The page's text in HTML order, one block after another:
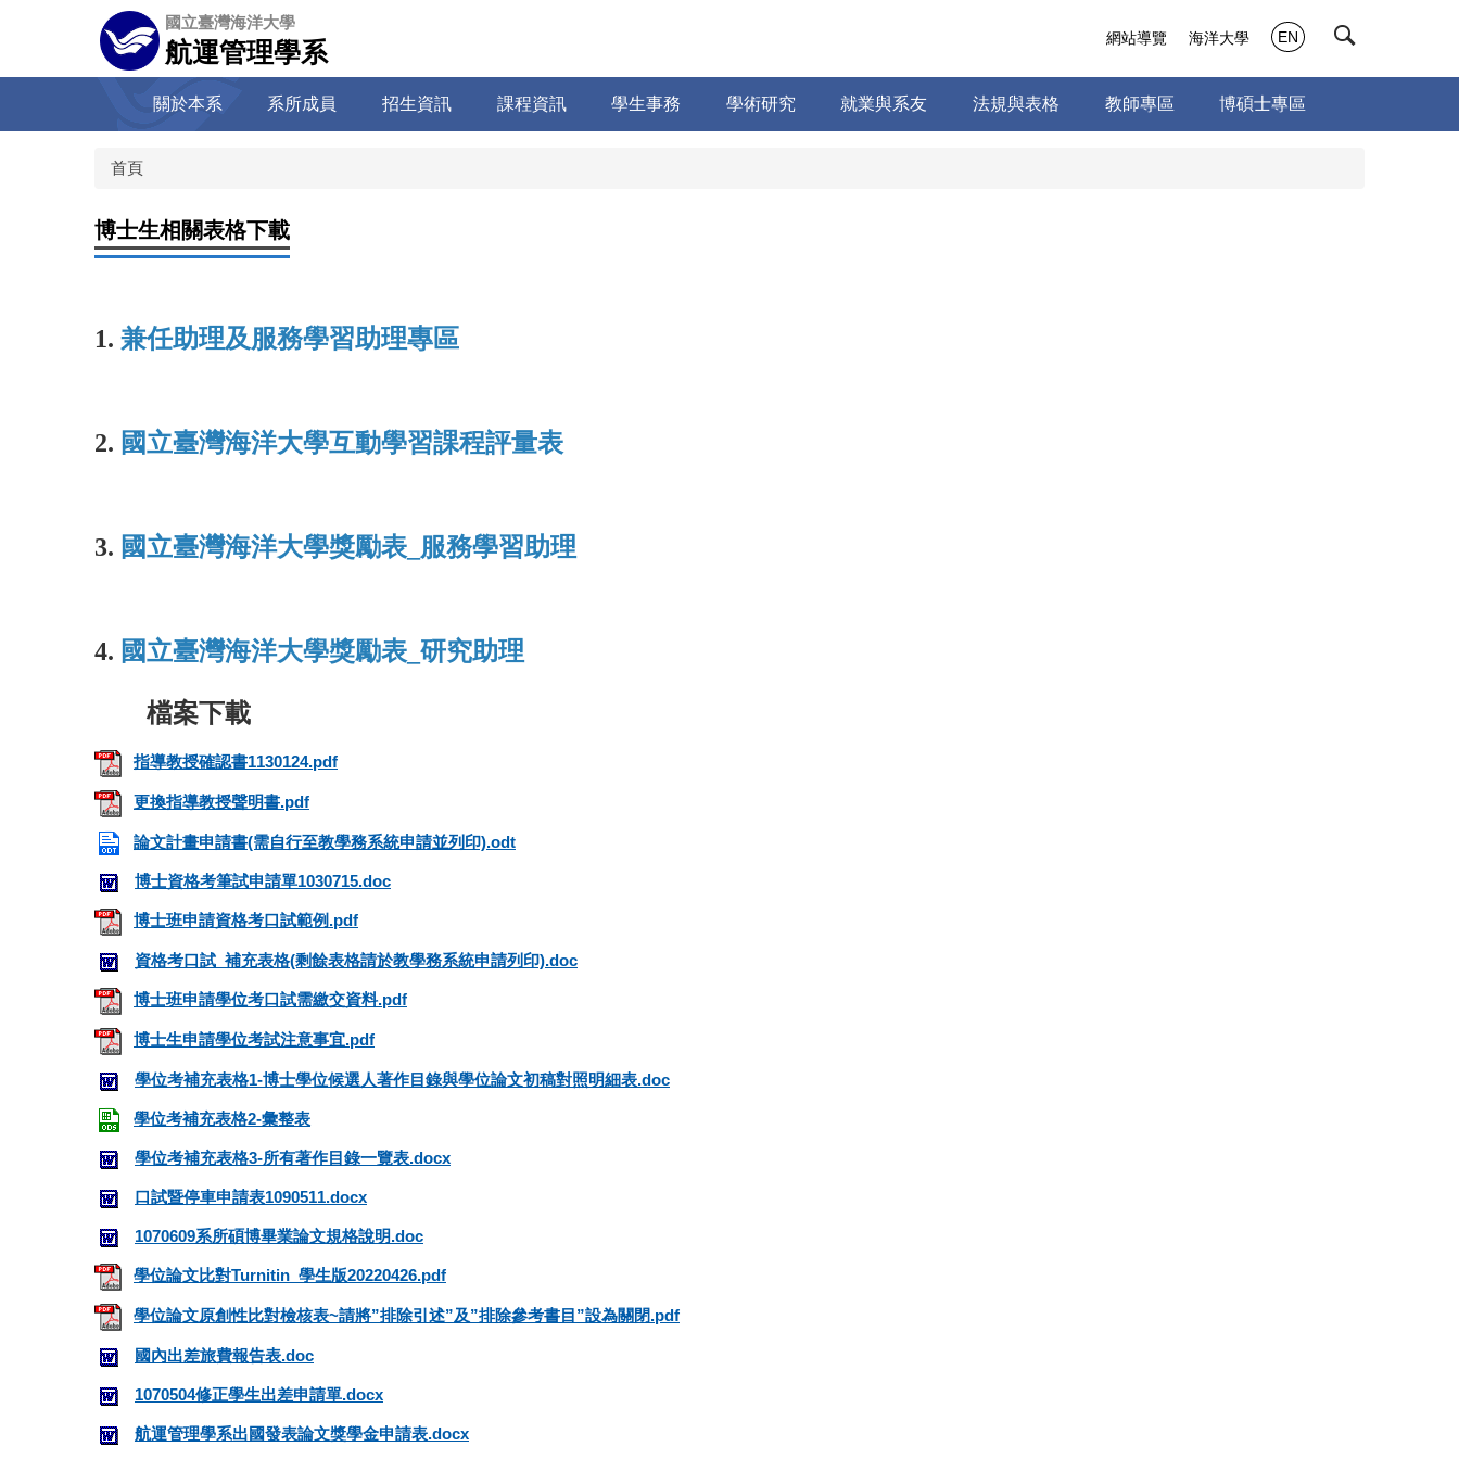
容
國立臺灣海洋大學
航運管理學系
關於本系 系所成員 招生資訊 課程資訊 學生事務 學術研究 就業與系友 法規與表格 教師專區 博碩士專區
網站導覽 海洋大學 EN
首頁
博士生相關表格下載
1. 兼任助理及服務學習助理專區
2. 國立臺灣海洋大學互動學習課程評量表
3. 國立臺灣海洋大學獎勵表_服務學習助理
4. 國立臺灣海洋大學獎勵表_研究助理
指導教授確認書1130124.pdf
更換指導教授聲明書.pdf
論文計畫申請書(需自行至教學務系統申請並列印).odt
博士資格考筆試申請單1030715.doc
博士班申請資格考口試範例.pdf
資格考口試_補充表格(剩餘表格請於教學務系統申請列印).doc
博士班申請學位考口試需繳交資料.pdf
博士生申請學位考試注意事宜.pdf
學位考補充表格1-博士學位候選人著作目錄與學位論文初稿對照明細表.doc
學位考補充表格2-彙整表
學位考補充表格3-所有著作目錄一覽表.docx
口試暨停車申請表1090511.docx
1070609系所碩博畢業論文規格說明.doc
學位論文比對Turnitin_學生版20220426.pdf
學位論文原創性比對檢核表~請將”排除引述”及”排除參考書目”設為關閉.pdf
國內出差旅費報告表.doc
1070504修正學生出差申請單.docx
航運管理學系出國發表論文獎學金申請表.docx